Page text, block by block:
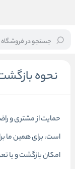
جستجو در فروشگاه
خانه/ نحوه بازگشت کالا
نحوه
حمایت از مشتری و
است، برای همین ما
امکان بازگشت و یا